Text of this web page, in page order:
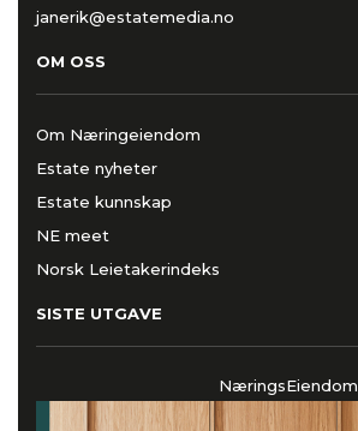
janerik@estatemedia.no
OM OSS
Om Næringeiendom
Estate nyheter
Estate kunnskap
NE meet
Norsk Leietakerindeks
SISTE UTGAVE
NæringsEiendom